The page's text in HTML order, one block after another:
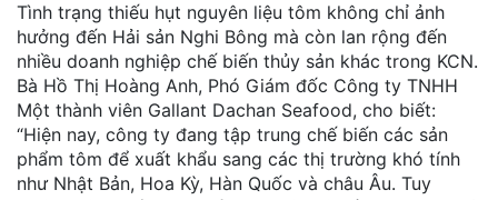
Tình trạng thiếu hụt nguyên liệu tôm không chỉ ảnh
hưởng đến Hải sản Nghi Bông mà còn lan rộng đến
nhiều doanh nghiệp chế biến thủy sản khác trong KCN.
Bà Hồ Thị Hoàng Anh, Phó Giám đốc Công ty TNHH
Một thành viên Gallant Dachan Seafood, cho biết:
“Hiện nay, công ty đang tập trung chế biến các sản
phẩm tôm để xuất khẩu sang các thị trường khó tính
như Nhật Bản, Hoa Kỳ, Hàn Quốc và châu Âu. Tuy